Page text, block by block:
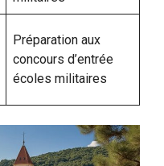
Préparation aux
concours d’entrée
écoles militaires